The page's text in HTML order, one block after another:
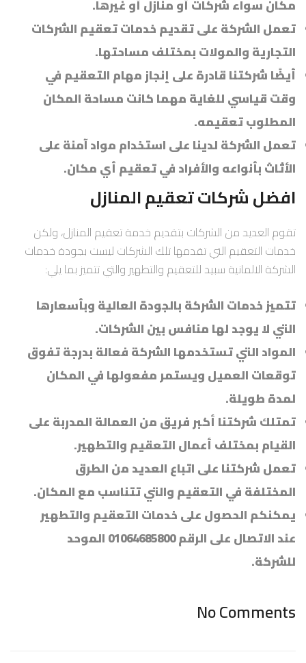
مكان سواء شركات أو منازل أو غيرها.
تعمل الشركة على تقديم خدمات تعقيم الشركات
التجارية والمولات بمختلف مساحتها.
أيضًا شركتنا قادرة على إنجاز مهام التعقيم في
وقت قياسي للغاية مهما كانت مساحة المكان
المطلوب تعقيمه.
تعمل الشركة لدينا على استخدام مواد آمنة على
الأثاث بأنواعه والأفراد في تعقيم أي مكان.
افضل شركات تعقيم المنازل
تقوم العديد من الشركات بتقديم خدمة تعقيم المنازل، ولكن
خدمات التعقيم التي تقدمها تلك الشركات ليست بجودة خدمات
الشركة الالمانية سبيد للتعقيم والتطهير والتي تتميز بما يلي:
تتميز خدمات الشركة بالجودة العالية وبأسعارها
التي لا يوجد لها منافس بين الشركات.
المواد التي تستخدمها الشركة فعالة بدرجة تفوق
توقعات العميل ويستمر مفعولها في المكان
لمدة طويلة.
تمتلك شركتنا أكبر فريق من العمالة المدربة على
القيام بمختلف أعمال التعقيم والتطهير.
تعمل شركتنا على اتباع العديد من الطرق
المختلفة في التعقيم والتي تتناسب مع المكان.
يمكنكم الحصول على خدمات التعقيم والتطهير
عند الاتصال على الرقم 01064685800 الموحد
للشركة.
No Comments